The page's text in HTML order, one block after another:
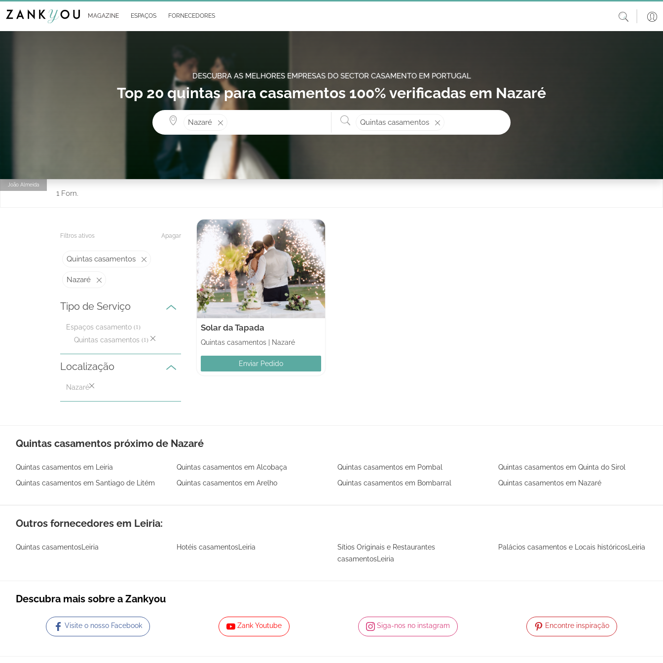
MAGAZINE ESPAÇOS FORNECEDORES
DESCUBRA AS MELHORES EMPRESAS DO SECTOR CASAMENTO EM PORTUGAL
Top 20 quintas para casamentos 100% verificadas em Nazaré
Nazaré
O que procura?
Quintas casamentos
João Almeida
1 Forn.
Filtros ativos Apagar
Quintas casamentos
Nazaré
Tipo de Serviço
Espaços casamento (1)
Quintas casamentos (1)
Localização
Nazaré
Solar da Tapada
Quintas casamentos Nazaré
Enviar Pedido
Quintas casamentos próximo de Nazaré
Quintas casamentos em Leiria Quintas casamentos em Alcobaça Quintas casamentos em Pombal
Quintas casamentos em Quinta do Sirol
Quintas casamentos em Santiago de Litém
Quintas casamentos em Arelho Quintas casamentos em Bombarral Quintas casamentos em Nazaré
Outros fornecedores em Leiria:
Quintas casamentosLeiria Hotéis casamentosLeiria
Sítios Originais e Restaurantes
casamentosLeiria
Palácios casamentos e Locais históricosLeiria
Descubra mais sobre a Zankyou
Visite o nosso Facebook Zank Youtube Siga-nos no instagram Encontre inspiração